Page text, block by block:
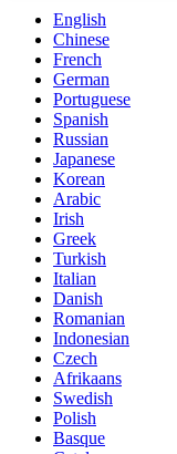
English
Chinese
French
German
Portuguese
Spanish
Russian
Japanese
Korean
Arabic
Irish
Greek
Turkish
Italian
Danish
Romanian
Indonesian
Czech
Afrikaans
Swedish
Polish
Basque